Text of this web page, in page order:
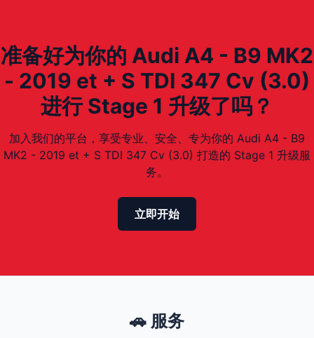
准备好为你的 Audi A4 - B9 MK2
- 2019 et + S TDI 347 Cv (3.0)
进行 Stage 1 升级了吗？
加入我们的平台，享受专业、安全、专为你的 Audi A4 - B9
MK2 - 2019 et + S TDI 347 Cv (3.0) 打造的 Stage 1 升级服
务。
立即开始
🚗 服务